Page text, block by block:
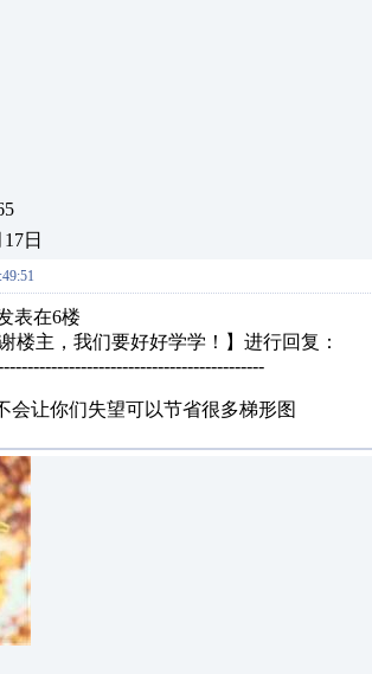
日
表在6楼
主，我们要好好学学！】进行回复：
会让你们失望可以节省很多梯形图